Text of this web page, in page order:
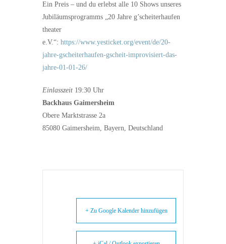
Ein Preis – und du erlebst alle 10 Shows unseres
Jubiläumsprogramms „20 Jahre g’scheiterhaufen
theater
e.V.“: https://www.yesticket.org/event/de/20-
jahre-gscheiterhaufen-gscheit-improvisiert-das-
jahre-01-01-26/
Einlasszeit 19:30 Uhr
Backhaus Gaimersheim
Obere Marktstrasse 2a
85080 Gaimersheim, Bayern, Deutschland
+ Zu Google Kalender hinzufügen